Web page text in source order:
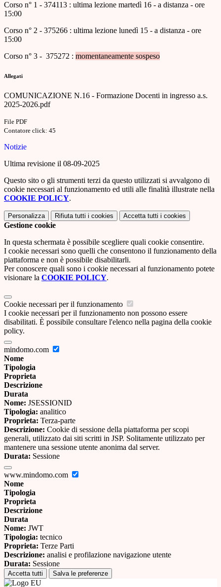
Corso n° 1 - 374113 : ultima lezione martedì 16 - a distanza - ore
15:00
Corso n° 2 - 375266 : ultima lezione lunedì 15 - a distanza - ore
15:00
Corso n° 3 - 375272 : momentaneamente sospeso
Allegati
COMUNICAZIONE N.16 - Formazione Docenti in ingresso a.s.
2025-2026.pdf
File PDF
Contatore click: 45
Notizie
Ultima revisione il 08-09-2025
Questo sito o gli strumenti terzi da questo utilizzati si avvalgono di
cookie necessari al funzionamento ed utili alle finalità illustrate nella
COOKIE POLICY.
Personalizza Rifiuta tutti i cookies Accetta tutti i cookies
Gestione cookie
In questa schermata è possibile scegliere quali cookie consentire.
I cookie necessari sono quelli che consentono il funzionamento della
piattaforma e non è possibile disabilitarli.
Per conoscere quali sono i cookie necessari al funzionamento potete
visionare la COOKIE POLICY.
Cookie necessari per il funzionamento
I cookie necessari per il funzionamento non possono essere
disabilitati. È possibile consultare l'elenco nella pagina della cookie
policy.
mindomo.com
Nome
Tipologia
Proprieta
Descrizione
Durata
Nome: JSESSIONID
Tipologia: analitico
Proprieta: Terza-parte
Descrizione: Cookie di sessione della piattaforma per scopi
generali, utilizzato dai siti scritti in JSP. Solitamente utilizzato per
mantenere una sessione utente anonima dal server.
Durata: Sessione
www.mindomo.com
Nome
Tipologia
Proprieta
Descrizione
Durata
Nome: JWT
Tipologia: tecnico
Proprieta: Terze Parti
Descrizione: analisi e profilazione navigazione utente
Durata: Sessione
Accetta tutti Salva le preferenze